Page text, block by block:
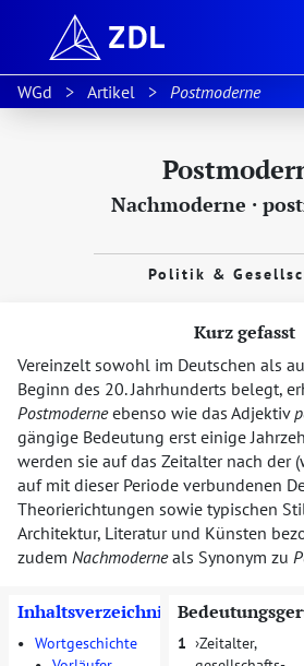
WGd Artikel Postmoderne
Nachmoderne ·
Politik &
Kurz gefasst
Vereinzelt sowohl im Deutschen als
Beginn des 20. Jahrhunderts belegt,
Postmoderneebenso wie das Adjektiv
gängige Bedeutung erst einige
werden sie auf das Zeitalter nach der
auf mit dieser Periode verbundenen
Theorierichtungen sowie typischen
Architektur, Literatur und Künsten
zudem Nachmoderneals Synonym zu
Inhaltsverzeichnis
• Wortgeschichte
1
Zeitalter,